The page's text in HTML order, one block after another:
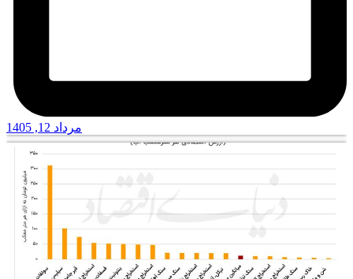
مرداد 12, 1405